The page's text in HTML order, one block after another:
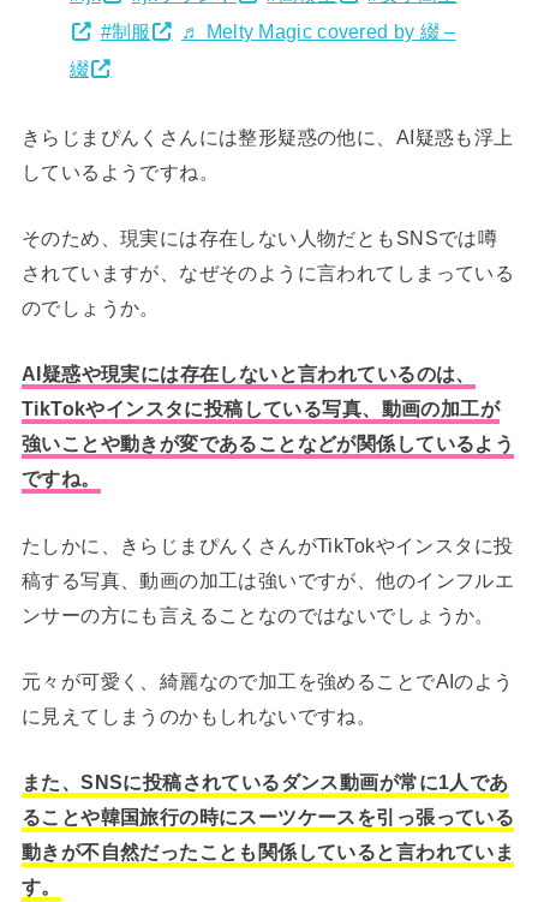
#制服
♬ Melty Magic covered by 綴 –
綴
きらじまぴんくさんには整形疑惑の他に、AI疑惑も浮上
しているようですね。
そのため、現実には存在しない人物だともSNSでは噂
されていますが、なぜそのように言われてしまっている
のでしょうか。
AI疑惑や現実には存在しないと言われているのは、
TikTokやインスタに投稿している写真、動画の加工が
強いことや動きが変であることなどが関係しているよう
ですね。
たしかに、きらじまぴんくさんがTikTokやインスタに投
稿する写真、動画の加工は強いですが、他のインフルエ
ンサーの方にも言えることなのではないでしょうか。
元々が可愛く、綺麗なので加工を強めることでAIのよう
に見えてしまうのかもしれないですね。
また、SNSに投稿されているダンス動画が常に1人であ
ることや韓国旅行の時にスーツケースを引っ張っている
動きが不自然だったことも関係していると言われていま
す。